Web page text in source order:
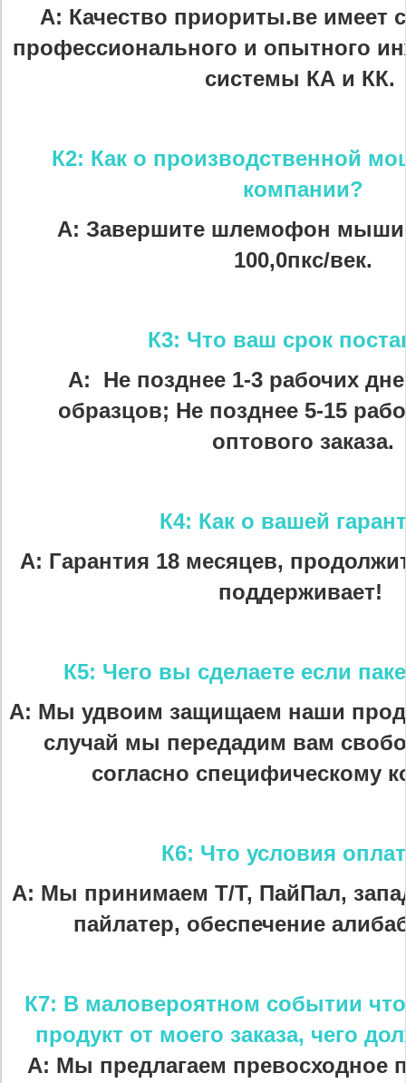
А: Качество приориты.ве имеет
профессионального и опытного
системы КА и КК.
К2: Как о производственной
компании?
А: Завершите шлемофон мыши
100,0пкс/век.
К3: Что ваш срок
А: Не позднее 1-3 рабочих
образцов; Не позднее 5-15
оптового заказа.
К4: Как о вашей
А: Гарантия 18 месяцев,
поддерживает!
К5: Чего вы сделаете если
А: Мы удвоим защищаем наши
случай мы передадим вам
согласно специфическому
К6: Что условия
А: Мы принимаем Т/Т, ПайПал,
пайлатер, обеспечение
К7: В маловероятном событии
продукт от моего заказа, чего
А: Мы предлагаем превосходное